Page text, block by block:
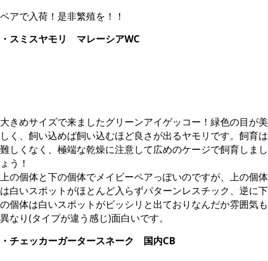
ペアで入荷！是非繁殖を！！
・スミスヤモリ マレーシアWC
大きめサイズで来ましたグリーンアイゲッコー！緑色の目が美
しく、飼い込めば飼い込むほど良さが出るヤモリです。飼育は
難しくなく、極端な乾燥に注意して広めのケージで飼育しまし
ょう！
上の個体と下の個体でメイビーペアっぽいのですが、上の個体
は白いスポットがほとんど入らずパターンレスチック、逆に下
の個体は白いスポットがビッシリと出ておりなんだか雰囲気も
異なり(タイプが違う感じ)面白いです。
・チェッカーガータースネーク 国内CB